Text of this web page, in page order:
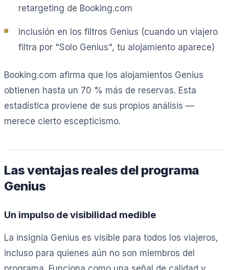
retargeting de Booking.com
Inclusión en los filtros Genius (cuando un viajero
filtra por "Solo Genius", tu alojamiento aparece)
Booking.com afirma que los alojamientos Genius
obtienen hasta un 70 % más de reservas. Esta
estadística proviene de sus propios análisis —
merece cierto escepticismo.
Las ventajas reales del programa
Genius
Un impulso de visibilidad medible
La insignia Genius es visible para todos los viajeros,
incluso para quienes aún no son miembros del